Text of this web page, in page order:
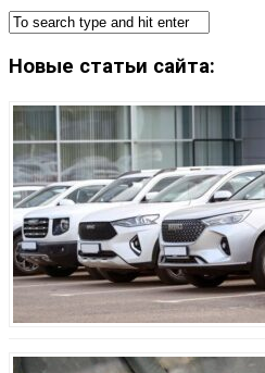
Новые статьи сайта: